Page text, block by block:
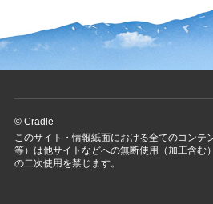
© Cradle
このサイト・情報紙面における全てのコンテ
等）は他サイトなどへの無断使用（加工含む
の二次使用を禁じます。